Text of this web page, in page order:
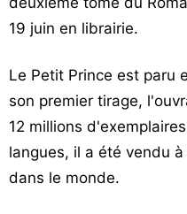
19 juin en librairie.
Le Petit Prince est paru
son premier tirage,
12 millions
langues, il a été vendu
dans le monde.